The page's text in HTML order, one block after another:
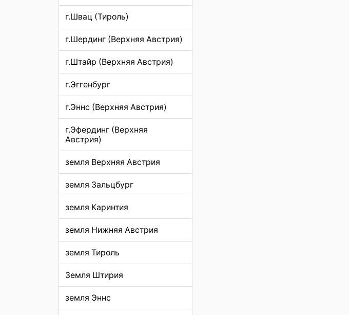
г.Швац (Тироль)
г.Шердинг (Верхняя Австрия)
г.Штайр (Верхняя Австрия)
г.Эггенбург
г.Эннс (Верхняя Австрия)
г.Эфердинг (Верхняя
Австрия)
земля Верхняя Австрия
земля Зальцбург
земля Каринтия
земля Нижняя Австрия
земля Тироль
Земля Штирия
земля Эннс